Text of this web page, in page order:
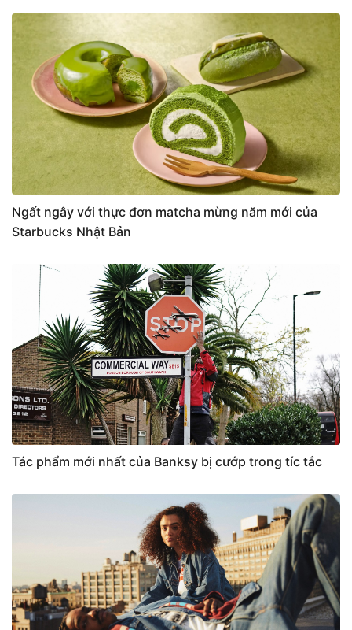
Ngất ngây với thực đơn matcha mừng năm mới của
Starbucks Nhật Bản
Tác phẩm mới nhất của Banksy bị cướp trong tíc tắc